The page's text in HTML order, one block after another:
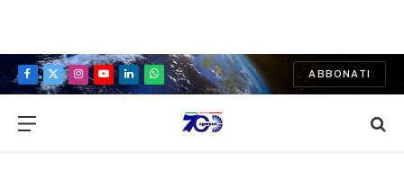
Facebook
X
Instagram
YouTubeLinkedInWhatsApp
ABBONATI